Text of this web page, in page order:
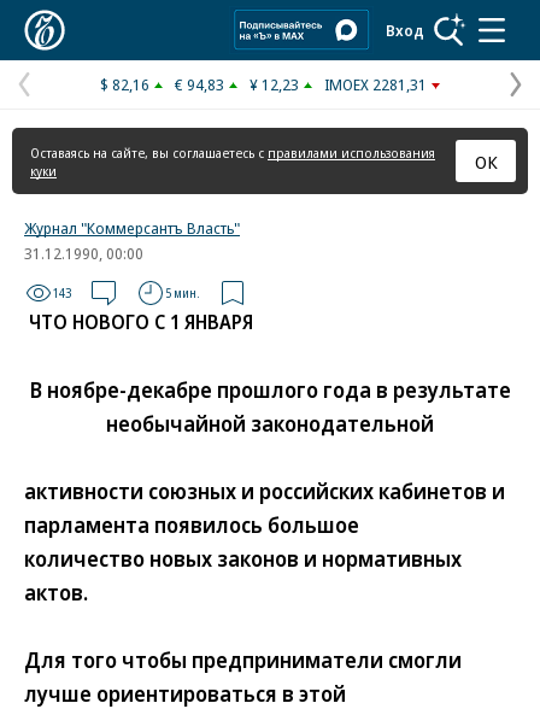
Вход
Предыдущая
страница
$ 82,16 € 94,83 ¥ 12,23 IMOEX 2281,31
Оставаясь на сайте, вы соглашаетесь с правилами использования
куки
ОК
Журнал "Коммерсантъ Власть"
31.12.1990, 00:00
143 5 мин.
ЧТО НОВОГО С 1 ЯНВАРЯ
В ноябре-декабре прошлого года в результате
необычайной законодательной
активности союзных и российских кабинетов и
парламента появилось большое
количество новых законов и нормативных
актов.
Для того чтобы предприниматели смогли
лучше ориентироваться в этой